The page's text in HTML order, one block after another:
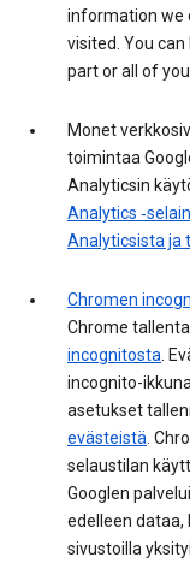
information we
visited. You
part or all of
Monet
toimintaa
Analyticsin
Analytics
Analyticsista ja
Chromen
Chrome
incognitosta.
incognito-
asetukset
evästeistä.
selaustilan
Googlen
edelleen dataa,
sivustoilla